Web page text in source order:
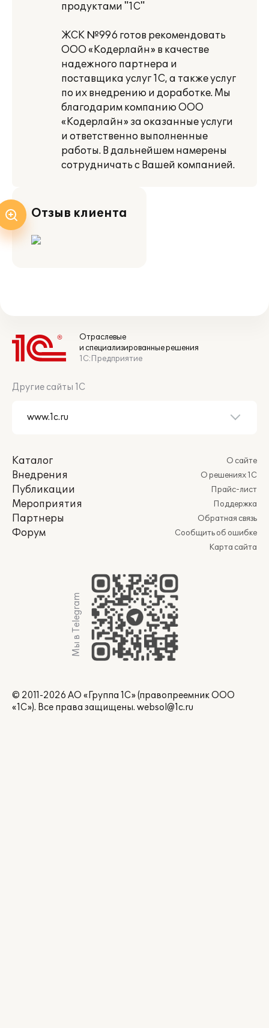
продуктами "1С"
ЖСК №996 готов рекомендовать
ООО «Кодерлайн» в качестве
надежного партнера и
поставщика услуг 1С, а также услуг
по их внедрению и доработке. Мы
благодарим компанию ООО
«Кодерлайн» за оказанные услуги
и ответственно выполненные
работы. В дальнейшем намерены
сотрудничать с Вашей компанией.
Отзыв клиента
Отраслевые
и специализированные решения
1С:Предприятие
Другие сайты 1С
Каталог
Внедрения
Публикации
Мероприятия
Партнеры
Форум
О сайте
О решениях 1С
Прайс-лист
Поддержка
Обратная связь
Сообщить об ошибке
Карта сайта
Мы в Telegram
© 2011-2026 АО «Группа 1С» (правопреемник ООО
«1С»). Все права защищены. websol@1c.ru